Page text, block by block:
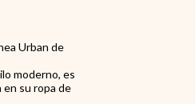
Urban de
moderno, es
en su ropa de